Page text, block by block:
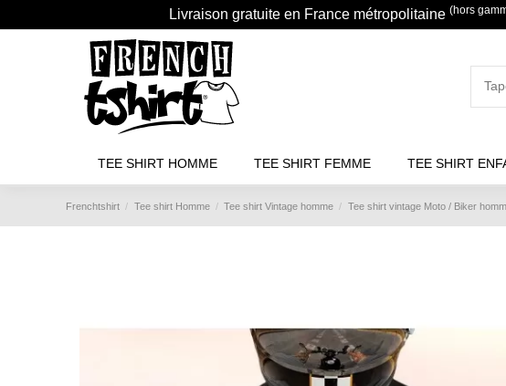
Livraison gratuite en France métropolitaine (hors
TEE SHIRT HOMME TEE SHIRT FEMME TEE SHIRT
Frenchtshirt Tee shirt Homme Tee shirt Vintage homme Tee shirt vintage Moto / Biker